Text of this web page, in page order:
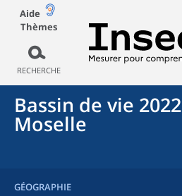
Aide
Thèmes
RECHERCHE
Bassin de vie 2022
Moselle
GÉOGRAPHIE